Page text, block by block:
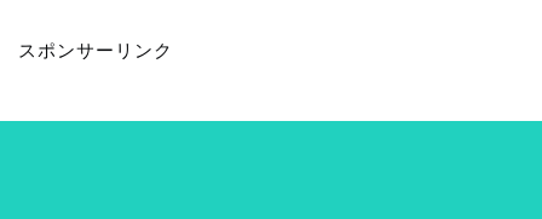
スポンサーリンク